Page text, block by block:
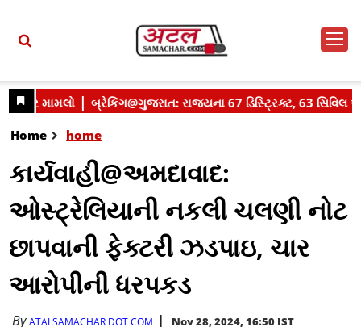
Home home
કાર્યવાહી@અમદાવાદ:
ઓસ્ટ્રેલિયાની નકલી ચલણી નોટ
છાપવાની ફેક્ટરી ઝડપાઇ, ચાર
આરોપીની ધરપકડ
ByATALSAMACHAR DOT COM Nov 28, 2024, 16:50 IST